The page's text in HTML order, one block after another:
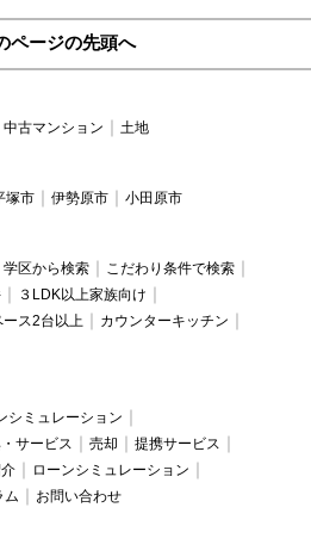
ページの先頭へ
中古マンション 土地
塚市 伊勢原市 小田原市
学区から検索
こだわり条件で検索
３LDK以上家族向け
ース2台以上
カウンターキッチン
シミュレーション
サービス 売却
提携サービス
ローンシミュレーション
ム お問い合わせ